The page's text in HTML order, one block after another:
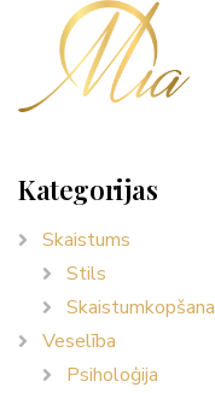
Kategorijas
Skaistums
Stils
Skaistumkopšana
Veselība
Psiholoģija